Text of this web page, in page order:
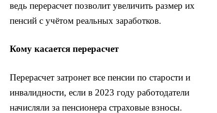
ведь перерасчет позволит увеличить размер их
пенсий с учётом реальных заработков.
Кому касается перерасчет
Перерасчет затронет все пенсии по старости и
инвалидности, если в 2023 году работодатели
начисляли за пенсионера страховые взносы.